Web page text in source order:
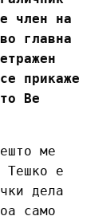
член на
главна
прикаже
Ве
ме
Тешко е
дела
само